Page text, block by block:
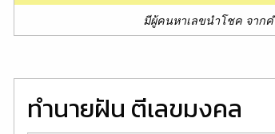
มีผู้คนหาเลขนำโชค จากค
ทำนายฝัน ตีเลขมงคล